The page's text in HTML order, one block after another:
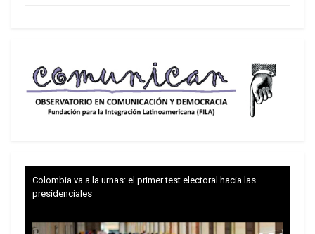
Colombia va a la urnas: el primer test electoral hacia las
presidenciales